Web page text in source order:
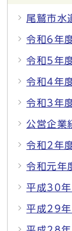
尾鷲市水
令和6年
令和5年
令和4年
令和3年
公営企業
令和2年
令和元年
平成30
平成29